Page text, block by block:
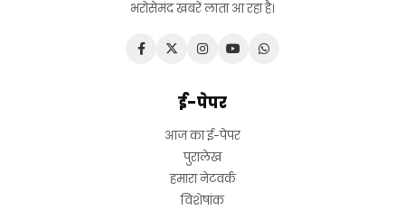
भरोसेमंद खबरें लाता आ रहा है।
ई-पेपर
आज का ई-पेपर
पुरालेख
हमारा नेटवर्क
विशेषांक